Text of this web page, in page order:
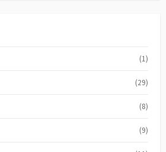
(1)
(29)
(8)
(9)